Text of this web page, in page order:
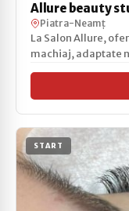
Allure beauty
Piatra-Neamț
La Salon Allure,
machiaj, adaptate
START